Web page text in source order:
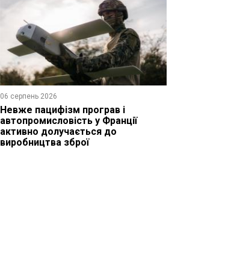
06 серпень 2026
Невже пацифізм програв і
автопромисловість у Франції
активно долучається до
виробництва зброї